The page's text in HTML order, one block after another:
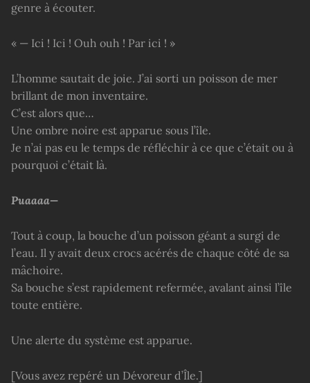
genre à écouter.
« — Ici ! Ici ! Ouh ouh ! Par ici ! »
L’homme sautait de joie. J’ai sorti un poisson de mer
brillant de mon inventaire.
C’est alors que…
Une ombre noire est apparue sous l’île.
Je n’ai pas eu le temps de réfléchir à ce que c’était ou à
pourquoi c’était là.
Puaaaa—
Tout à coup, la bouche d’un poisson géant a surgi de
l’eau. Il y avait deux crocs acérés de chaque côté de sa
mâchoire.
Sa bouche s’est rapidement refermée, avalant ainsi l’île
toute entière.
Une alerte du système est apparue.
[Vous avez repéré un Dévoreur d’Île.]